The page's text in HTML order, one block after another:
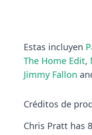
Estas incluyen
The Home Edit,
Jimmy Fallon
Créditos de
Chris Pratt has